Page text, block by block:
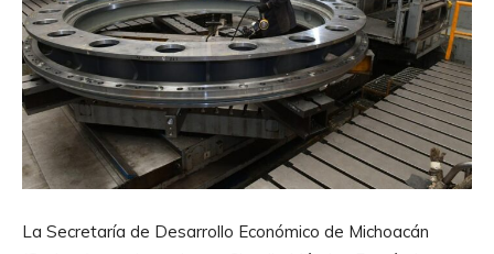
La Secretaría de Desarrollo Económico de Michoacán